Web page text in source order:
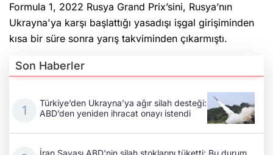
Formula 1, 2022 Rusya Grand Prix’sini, Rusya’nın
Ukrayna'ya karşı başlattığı yasadışı işgal girişiminden
kısa bir süre sonra yarış takviminden çıkarmıştı.
Son Haberler
Türkiye’den Ukrayna’ya ağır silah desteği:
ABD’den yeniden ihracat onayı istendi
İran Savaşı ABD'nin silah stoklarını tüketti: Bu durum